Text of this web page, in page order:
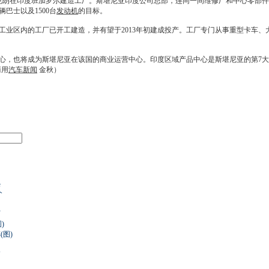
巴士以及1500台发动机的目标。
内的工厂已开工建造，并有望于2013年初建成投产。工厂专门从事重型卡车、
将成为斯堪尼亚在该国的商业运营中心。印度区域产品中心是斯堪尼亚的第7
汽车新闻 金秋）
)
图)